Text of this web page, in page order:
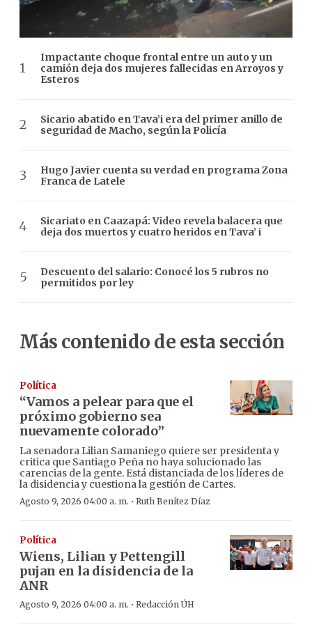
Impactante choque frontal entre un auto y un
camión deja dos mujeres fallecidas en Arroyos y
Esteros
Sicario abatido en Tava’i era del primer anillo de
seguridad de Macho, según la Policía
Hugo Javier cuenta su verdad en programa Zona
Franca de Latele
Sicariato en Caazapá: Video revela balacera que
deja dos muertos y cuatro heridos en Tava’ i
Descuento del salario: Conocé los 5 rubros no
permitidos por ley
Más contenido de esta sección
Política
“Vamos a pelear para que el
próximo gobierno sea
nuevamente colorado”
La senadora Lilian Samaniego quiere ser presidenta y
critica que Santiago Peña no haya solucionado las
carencias de la gente. Está distanciada de los líderes de
la disidencia y cuestiona la gestión de Cartes.
Agosto 9, 2026 04:00 a. m. · Ruth Benítez Díaz
Política
Wiens, Lilian y Pettengill
pujan en la disidencia de la
ANR
Agosto 9, 2026 04:00 a. m. · Redacción ÚH